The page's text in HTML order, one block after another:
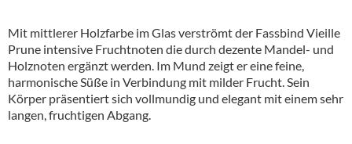
Mit mittlerer Holzfarbe im Glas verströmt der Fassbind Vieille
Prune intensive Fruchtnoten die durch dezente Mandel- und
Holznoten ergänzt werden. Im Mund zeigt er eine feine,
harmonische Süße in Verbindung mit milder Frucht. Sein
Körper präsentiert sich vollmundig und elegant mit einem sehr
langen, fruchtigen Abgang.